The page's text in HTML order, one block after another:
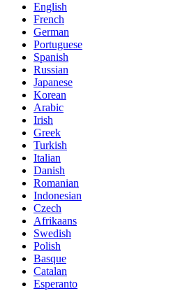
English
French
German
Portuguese
Spanish
Russian
Japanese
Korean
Arabic
Irish
Greek
Turkish
Italian
Danish
Romanian
Indonesian
Czech
Afrikaans
Swedish
Polish
Basque
Catalan
Esperanto